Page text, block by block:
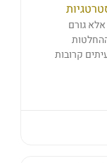
גורם
קרובות